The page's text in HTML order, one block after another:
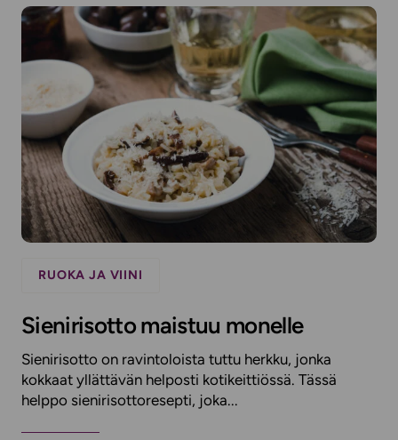
RUOKA JA VIINI
Sienirisotto maistuu monelle
Sienirisotto on ravintoloista tuttu herkku, jonka
kokkaat yllättävän helposti kotikeittiössä. Tässä
helppo sienirisottoresepti, joka...